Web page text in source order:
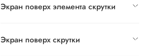
Экран поверх элемента скрутки
Экран поверх скрутки